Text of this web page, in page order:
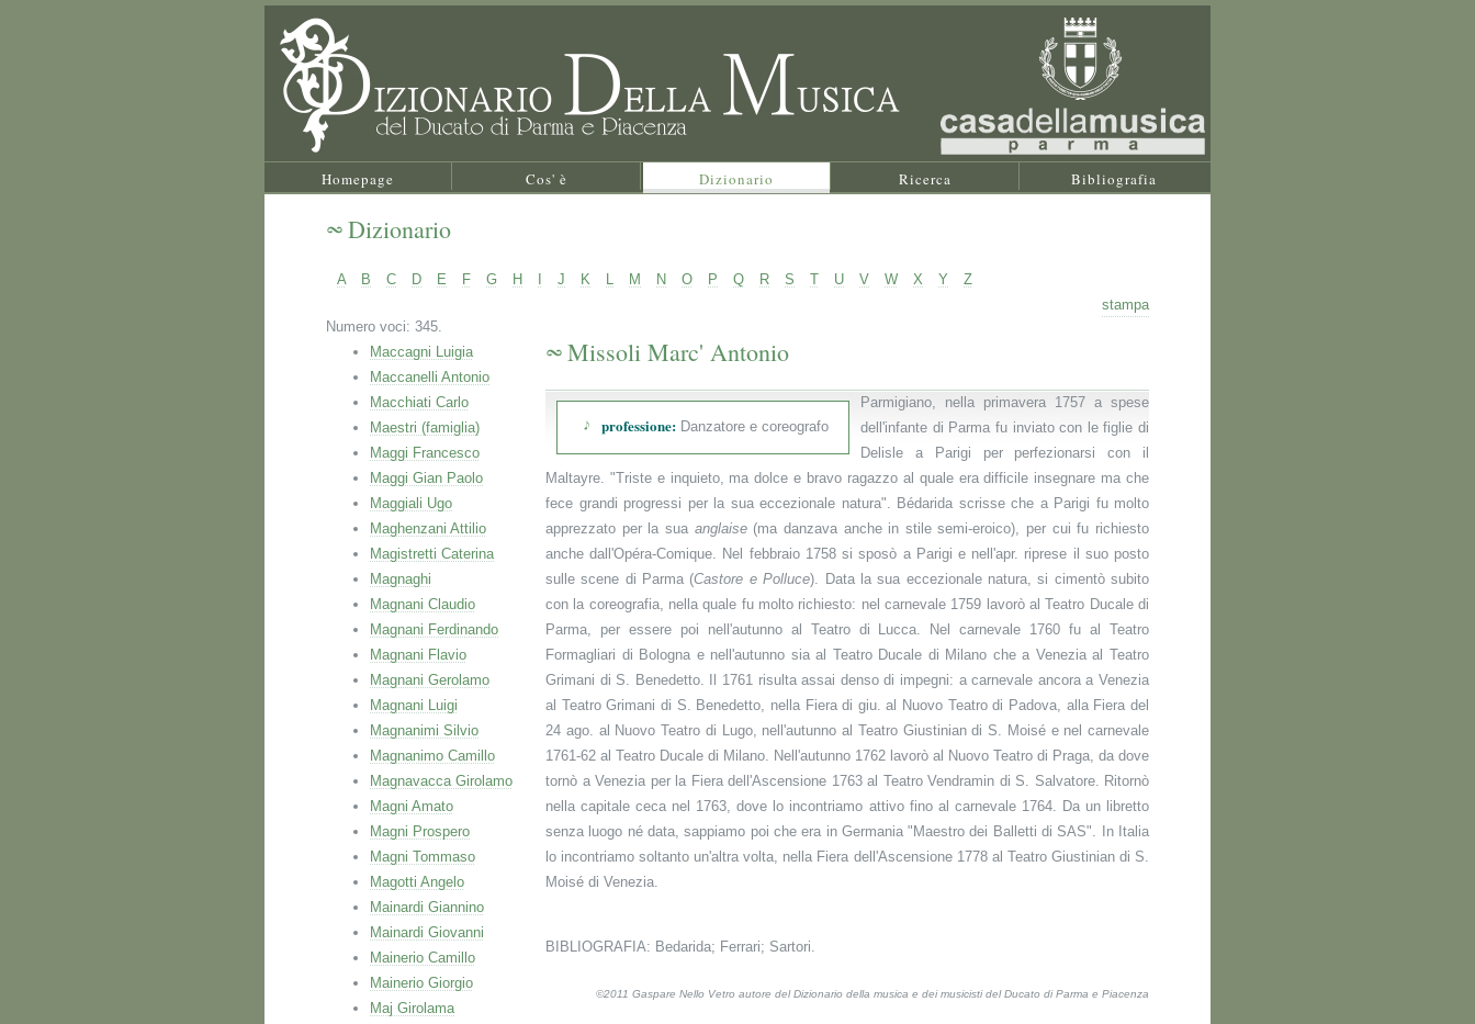
Homepage Cos' è Dizionario Ricerca Bibliografia
Dizionario
A B C D E F G H J K L M N O P Q R S T U V W X Y
Z
stampa
Numero voci: 345.
Maccagni Luigia
Maccanelli Antonio
Macchiati Carlo
Maestri (famiglia)
Maggi Francesco
Maggi Gian Paolo
Maggiali Ugo
Maghenzani Attilio
Magistretti Caterina
Magnaghi
Magnani Claudio
Magnani Ferdinando
Magnani Flavio
Magnani Gerolamo
Magnani Luigi
Magnanimi Silvio
Magnanimo Camillo
Magnavacca Girolamo
Magni Amato
Magni Prospero
Magni Tommaso
Magotti Angelo
Mainardi Giannino
Mainardi Giovanni
Mainerio Camillo
Mainerio Giorgio
Maj Girolama
Missoli Marc' Antonio
professione: Danzatore e coreografo
Parmigiano, nella primavera 1757 a spese
dell'infante di Parma fu inviato con le figlie di
Delisle a Parigi per perfezionarsi con il
Maltayre. "Triste e inquieto, ma dolce e bravo ragazzo al quale era difficile insegnare ma che
fece grandi progressi per la sua eccezionale natura". Bédarida scrisse che a Parigi fu molto
apprezzato per la sua anglaise(ma danzava anche in stile semi-eroico), per cui fu richiesto
anche dall'Opéra-Comique. Nel febbraio 1758 si sposò a Parigi e nell'apr. riprese il suo posto
sulle scene di Parma (Castore e Polluce). Data la sua eccezionale natura, si cimentò subito
con la coreografia, nella quale fu molto richiesto: nel carnevale 1759 lavorò al Teatro Ducale di
Parma, per essere poi nell'autunno al Teatro di Lucca. Nel carnevale 1760 fu al Teatro
Formagliari di Bologna e nell'autunno sia al Teatro Ducale di Milano che a Venezia al Teatro
Grimani di S. Benedetto. Il 1761 risulta assai denso di impegni: a carnevale ancora a Venezia
al Teatro Grimani di S. Benedetto, nella Fiera di giu. al Nuovo Teatro di Padova, alla Fiera del
24 ago. al Nuovo Teatro di Lugo, nell'autunno al Teatro Giustinian di S. Moisé e nel carnevale
1761-62 al Teatro Ducale di Milano. Nell'autunno 1762 lavorò al Nuovo Teatro di Praga, da dove
tornò a Venezia per la Fiera dell'Ascensione 1763 al Teatro Vendramin di S. Salvatore. Ritornò
nella capitale ceca nel 1763, dove lo incontriamo attivo fino al carnevale 1764. Da un libretto
senza luogo né data, sappiamo poi che era in Germania "Maestro dei Balletti di SAS". In Italia
lo incontriamo soltanto un'altra volta, nella Fiera dell'Ascensione 1778 al Teatro Giustinian di S.
Moisé di Venezia.
BIBLIOGRAFIA: Bedarida; Ferrari; Sartori.
©2011 Gaspare Nello Vetro autore del Dizionario della musica e dei musicisti del Ducato di Parma e Piacenza